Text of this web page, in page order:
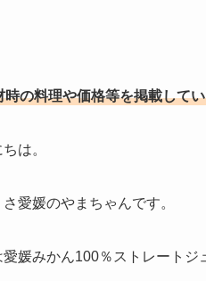
の料理や価格等を掲載して
は。
愛媛のやまちゃんです。
愛媛みかん100％ストレート